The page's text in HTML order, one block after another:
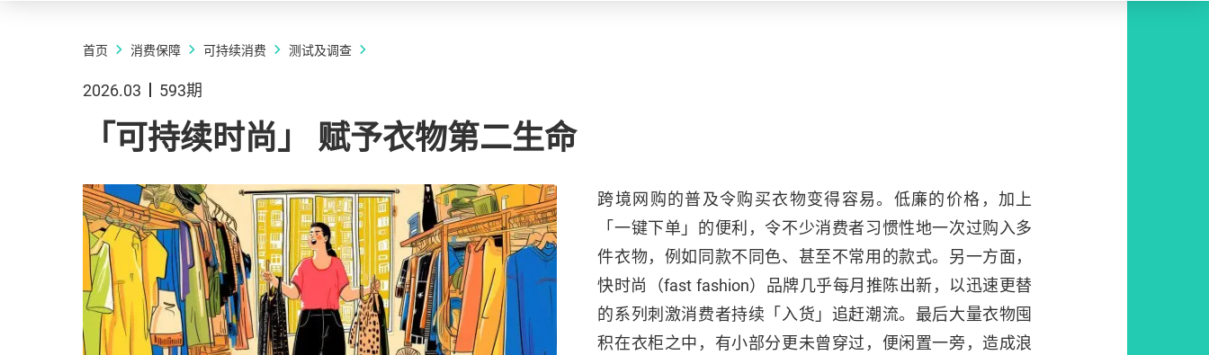
首页 消费保障 可持续消费 测试及调查
2026.03 593期
「可持续时尚」 赋予衣物第二生命
跨境网购的普及令购买衣物变得容易。低廉的价格，加上
「一键下单」的便利，令不少消费者习惯性地一次过购入多
件衣物，例如同款不同色、甚至不常用的款式。另一方面，
快时尚（fast fashion）品牌几乎每月推陈出新，以迅速更替
的系列刺激消费者持续「入货」追赶潮流。最后大量衣物囤
积在衣柜之中，有小部分更未曾穿过，便闲置一旁，造成浪